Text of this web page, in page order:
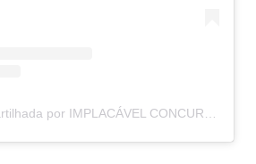
Uma publicação partilhada por IMPLACÁVEL CONCURSOS (@implacavelconcursos)